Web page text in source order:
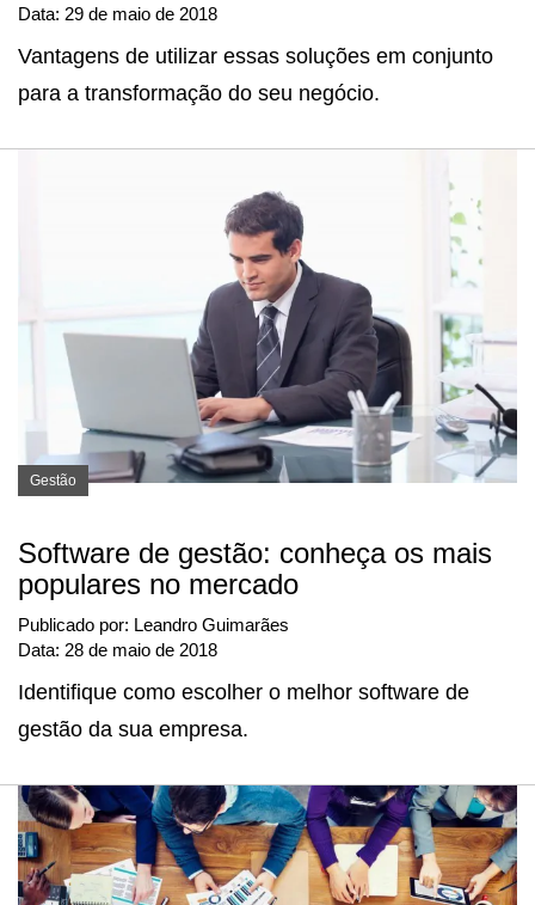
Data: 29 de maio de 2018
Vantagens de utilizar essas soluções em conjunto
para a transformação do seu negócio.
Gestão
Software de gestão: conheça os mais
populares no mercado
Publicado por: Leandro Guimarães
Data: 28 de maio de 2018
Identifique como escolher o melhor software de
gestão da sua empresa.